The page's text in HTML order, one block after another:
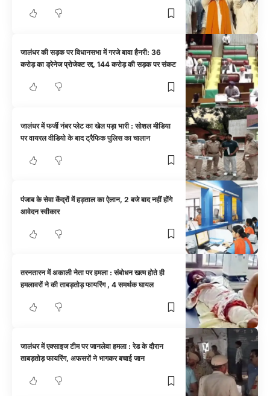
जालंधर की सड़क पर विधानसभा में गरजे बावा हैनरी: 36
करोड़ का ड्रेनेज प्रोजेक्ट रद्द, 144 करोड़ की सड़क पर संकट
जालंधर में फर्जी नंबर प्लेट का खेल पड़ा भारी : सोशल मीडिया
पर वायरल वीडियो के बाद ट्रैफिक पुलिस का चालान
पंजाब के सेवा केंद्रों में हड़ताल का ऐलान, 2 बजे बाद नहीं होंगे
आवेदन स्वीकार
तरनतारन में अकाली नेता पर हमला : संबोधन खत्म होते ही
हमलावरों ने की ताबड़तोड़ फायरिंग , 4 समर्थक घायल
जालंधर में एक्साइज टीम पर जानलेवा हमला : रेड के दौरान
ताबड़तोड़ फायरिंग, अफसरों ने भागकर बचाई जान